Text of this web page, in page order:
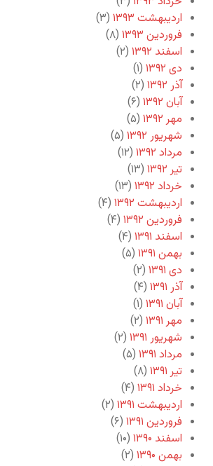
اردیبهشت ۱۳۹۳
(۳)
فروردین ۱۳۹۳
(۸)
اسفند ۱۳۹۲
(۲)
دی ۱۳۹۲
(۱)
آذر ۱۳۹۲
(۲)
آبان ۱۳۹۲
(۶)
مهر ۱۳۹۲
(۵)
شهریور ۱۳۹۲
(۵)
مرداد ۱۳۹۲
(۱۲)
تیر ۱۳۹۲
(۱۳)
خرداد ۱۳۹۲
(۱۳)
اردیبهشت ۱۳۹۲
(۴)
فروردین ۱۳۹۲
(۴)
اسفند ۱۳۹۱
(۴)
بهمن ۱۳۹۱
(۵)
دی ۱۳۹۱
(۲)
آذر ۱۳۹۱
(۴)
آبان ۱۳۹۱
(۱)
مهر ۱۳۹۱
(۲)
شهریور ۱۳۹۱
(۲)
مرداد ۱۳۹۱
(۵)
تیر ۱۳۹۱
(۸)
خرداد ۱۳۹۱
(۴)
اردیبهشت ۱۳۹۱
(۲)
فروردین ۱۳۹۱
(۶)
اسفند ۱۳۹۰
(۱۰)
بهمن ۱۳۹۰
(۲)